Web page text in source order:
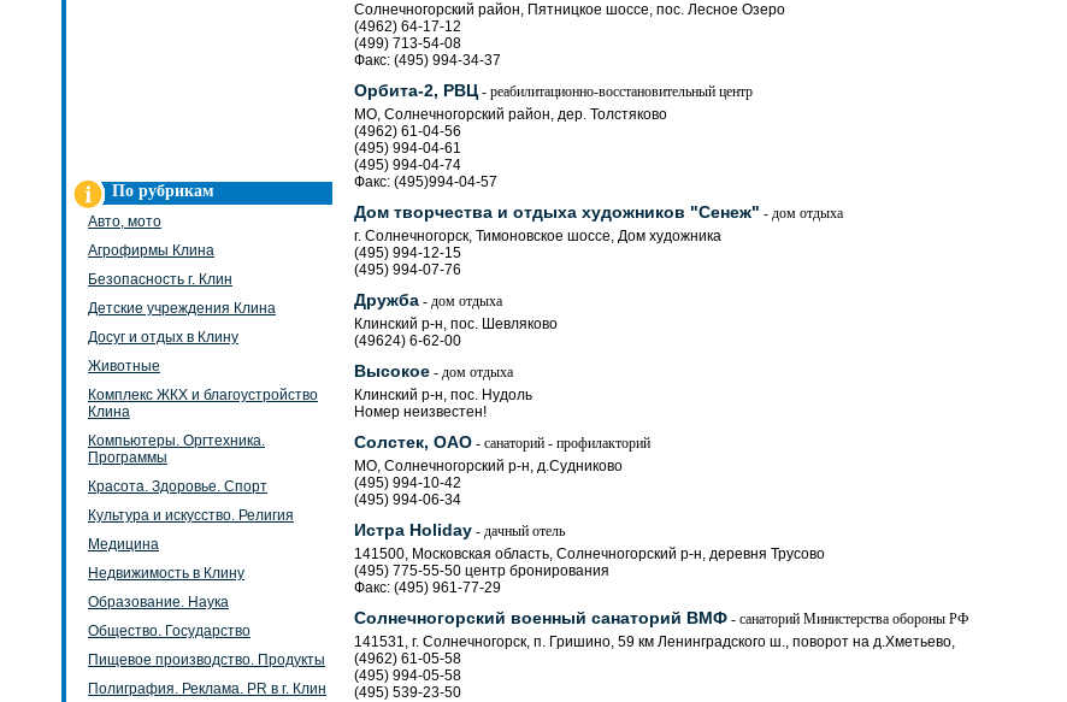
По рубрикам
Авто, мото
Агрофирмы Клина
Безопасность г. Клин
Детские учреждения Клина
Досуг и отдых в Клину
Животные
Комплекс ЖКХ и благоустройство
Клина
Компьютеры. Оргтехника.
Программы
Красота. Здоровье. Спорт
Культура и искусство. Религия
Медицина
Недвижимость в Клину
Образование. Наука
Общество. Государство
Пищевое производство. Продукты
Полиграфия. Реклама. PR в г. Клин
Солнечногорский район, Пятницкое шоссе, пос. Лесное Озеро
(4962) 64-17-12
(499) 713-54-08
Факс: (495) 994-34-37
Орбита-2, РВЦ- реабилитационно-восстановительный центр
МО, Солнечногорский район, дер. Толстяково
(4962) 61-04-56
(495) 994-04-61
(495) 994-04-74
Факс: (495)994-04-57
Дом творчества и отдыха художников "Сенеж" - дом отдыха
г. Солнечногорск, Тимоновское шоссе, Дом художника
(495) 994-12-15
(495) 994-07-76
Дружба - дом отдыха
Клинский р-н, пос. Шевляково
(49624) 6-62-00
Высокое - дом отдыха
Клинский р-н, пос. Нудоль
Номер неизвестен!
Солстек, ОАО - санаторий - профилакторий
МО, Солнечногорский р-н, д.Судниково
(495) 994-10-42
(495) 994-06-34
Истра Holiday - дачный отель
141500, Московская область, Солнечногорский р-н, деревня Трусово
(495) 775-55-50 центр бронирования
Факс: (495) 961-77-29
Солнечногорский военный санаторий ВМФ - санаторий Министерства обороны РФ
141531, г. Солнечногорск, п. Гришино, 59 км Ленинградского ш., поворот на д.Хметьево,
(4962) 61-05-58
(495) 994-05-58
(495) 539-23-50